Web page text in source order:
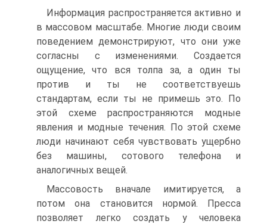
Информация распространяется активно и
в массовом масштабе. Многие люди своим
поведением демонстрируют, что они уже
согласны с изменениями. Создается
ощущение, что вся толпа за, а один ты
против и ты не соответствуешь
стандартам, если ты не примешь это. По
этой схеме распространяются модные
явления и модные течения. По этой схеме
люди начинают себя чувствовать ущербно
без машины, сотового телефона и
аналогичных вещей.
Массовость вначале имитируется, а
потом она становится нормой. Пресса
позволяет легко создать у человека